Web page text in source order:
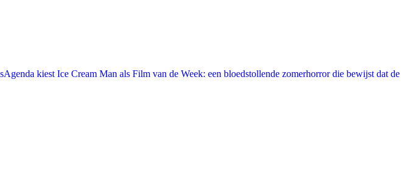
kiest Ice Cream Man als Film van de Week: een bloedstollende zomerhorror die bewijst dat de